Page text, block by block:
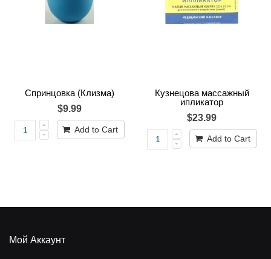
Спринцовка (Клизма)
$9.99
Add to Cart
Кузнецова массажный
ипликатор
$23.99
Add to Cart
Мой Аккаунт